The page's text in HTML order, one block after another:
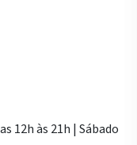
12h às 21h | Sábado